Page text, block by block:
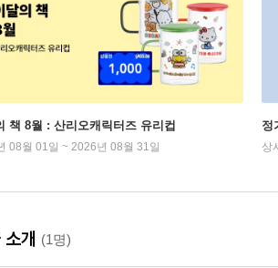
책 8월 : 산리오캐릭터즈 유리컵
08월 01일 ~ 2026년 08월 31일
정
상
소개 (1명)